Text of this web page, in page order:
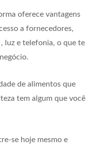
oferece vantagens
a fornecedores,
luz e telefonia, o que te
de alimentos que
tem algum que você
se hoje mesmo e